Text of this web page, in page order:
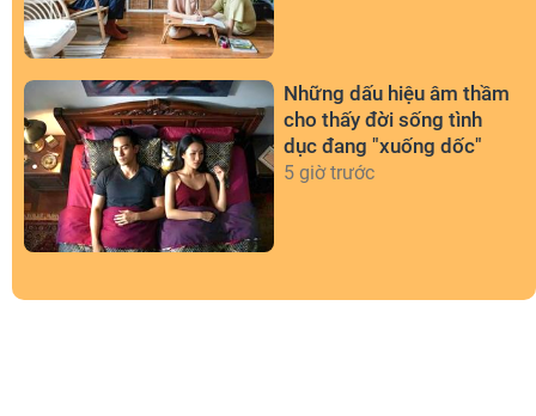
Những dấu hiệu âm thầm
cho thấy đời sống tình
dục đang "xuống dốc"
5 giờ trước